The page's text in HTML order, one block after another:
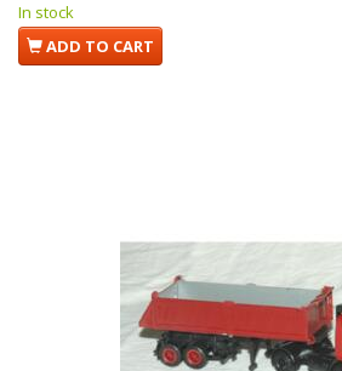
In stock
ADD TO CART